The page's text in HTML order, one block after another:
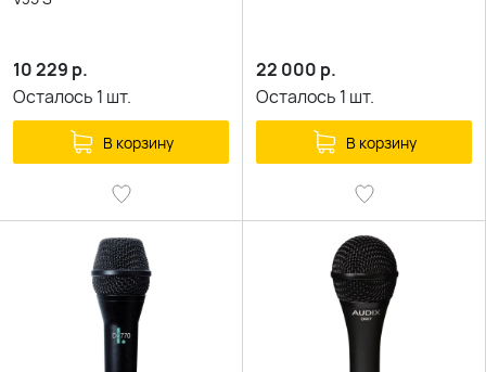
10 229 р.
Осталось 1 шт.
В корзину
22 000 р.
Осталось 1 шт.
В корзину